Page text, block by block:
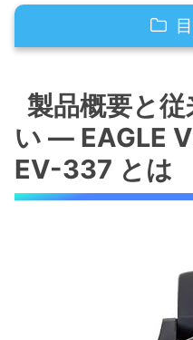
VISION ACE PRO
製品概要（何が
従来モデルとの
メリットとデメ
GPS精度と測位
コース表示と
バッテリー
製品概要と
い — EAGLE
EV-337 とは